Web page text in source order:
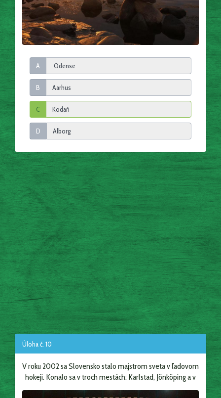
A
B
C
D
Úloha č. 10
V roku 2002 sa Slovensko stalo majstrom sveta v ľadovom
hokeji. Konalo sa v troch mestách: Karlstad, Jönköping a v